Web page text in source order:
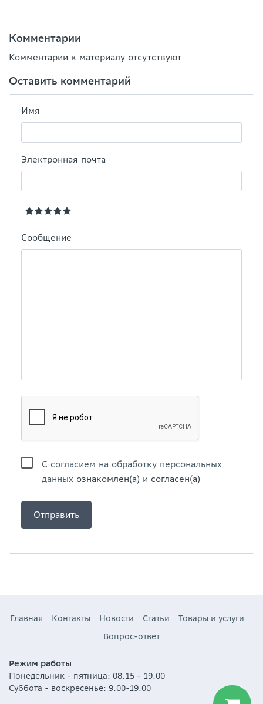
Комментарии
Комментарии к материалу отсутствуют
Оставить комментарий
Имя
Электронная почта
Сообщение
С согласием на обработку персональных
данных ознакомлен(а) и согласен(а)
Главная Контакты Новости Статьи
Товары и услуги
Вопрос-ответ
Режим работы
Понедельник - пятница: 08.15 - 19.00
Суббота - воскресенье: 9.00-19.00